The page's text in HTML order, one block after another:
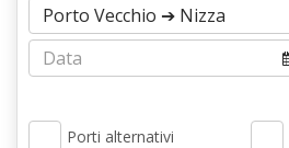
Porti alternativi